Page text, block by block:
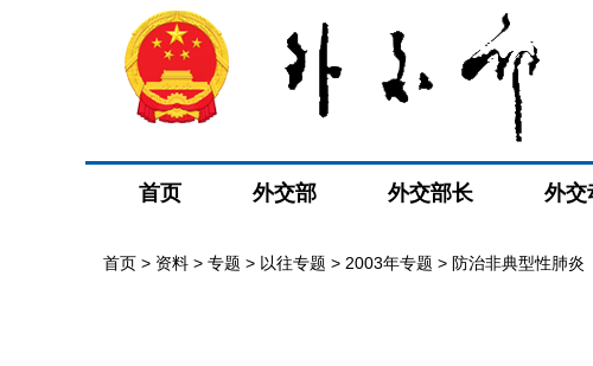
首页 外交部 外交部长 外交
首页 > 资料 > 专题 > 以往专题 > 2003年专题 > 防治非典型性肺炎